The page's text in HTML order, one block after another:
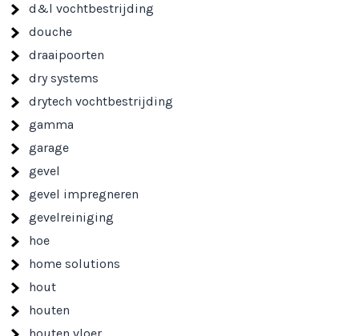
d&l vochtbestrijding
douche
draaipoorten
dry systems
drytech vochtbestrijding
gamma
garage
gevel
gevel impregneren
gevelreiniging
hoe
home solutions
hout
houten